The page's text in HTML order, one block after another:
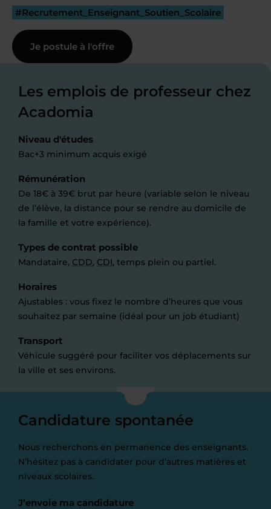
#Recrutement_Enseignant_Soutien_Scolaire
Je postule à l'offre
Les emplois de professeur chez
Acadomia
Niveau d'études
Bac+3 minimum acquis exigé
Rémunération
De 18€ à 39€ brut par heure (variable selon le niveau
de l’élève, la distance pour se rendre au domicile de
la famille et votre expérience).
Types de contrat possible
Mandataire, CDD, CDI, temps plein ou partiel.
Horaires
Ajustables : vous fixez le nombre d’heures que vous
souhaitez par semaine (idéal pour un job étudiant)
Transport
Véhicule suggéré pour faciliter vos déplacements sur
la ville et ses environs.
Candidature spontanée
Nous recherchons en permanence des enseignants.
N’hésitez pas à candidater pour d’autres matières et
niveaux scolaires.
J’envoie ma candidature